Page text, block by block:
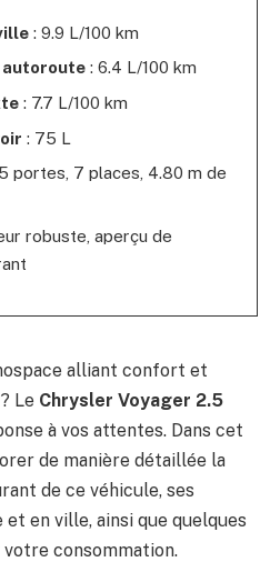
: 9.9 L/100 km
autoroute: 6.4 L/100 km
: 7.7 L/100 km
: 75 L
portes, 7 places, 4.80 m de
robuste, aperçu de
alliant confort et
Le Chrysler Voyager 2.5
à vos attentes. Dans cet
de manière détaillée la
de ce véhicule, ses
en ville, ainsi que quelques
consommation.